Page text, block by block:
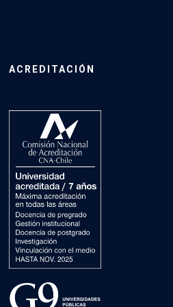
ACREDITACIÓN